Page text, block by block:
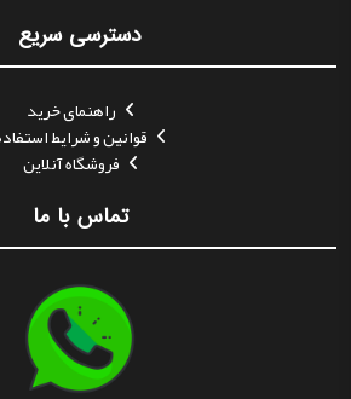
دسترسی سریع
راهنمای خرید
قوانین و شرایط
فروشگاه آنلاین
تماس با ما